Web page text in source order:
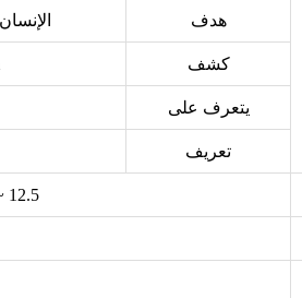
هدف الإنسان (1.8 م ×
كشف
يتعرف على
تعريف
12.5 ~ 750 مم ， 60 × تقريب بصري